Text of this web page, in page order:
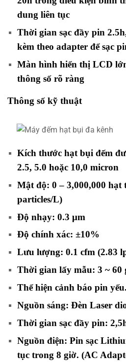
dung liên tục
Thời gian sạc đầy pin
kèm theo adapter để sạc
Màn hình hiển thị LCD
thông số rõ ràng
Thông số kỹ thuật
Kích thước hạt bụi đếm
2.5, 5.0 hoặc 10,0 micron
Mật độ: 0 – 3,000,000 hạt
particles/L)
Độ nhạy: 0.3 μm
Độ chính xác: ±10%
Lưu lượng: 0.1 cfm (2.83
Thời gian lấy mẫu: 3 ~ 60
Thể hiện cảnh báo pin yếu.
Nguồn sáng: Đèn Laser
Thời gian sạc đầy pin:
Nguồn điện: Pin sạc
tục trong 8 giờ. (AC